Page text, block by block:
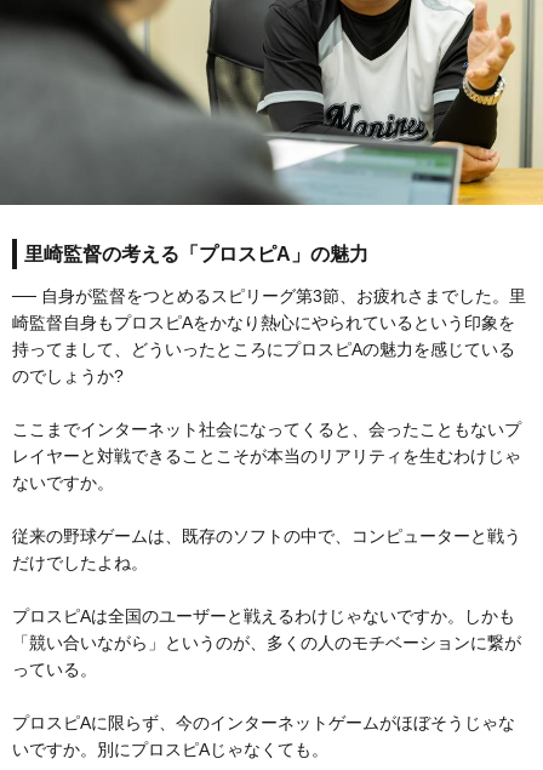
里崎監督の考える「プロスピA」の魅力
── 自身が監督をつとめるスピリーグ第3節、お疲れさまでした。里
崎監督自身もプロスピAをかなり熱心にやられているという印象を
持ってまして、どういったところにプロスピAの魅力を感じている
のでしょうか?
ここまでインターネット社会になってくると、会ったこともないプ
レイヤーと対戦できることこそが本当のリアリティを生むわけじゃ
ないですか。
従来の野球ゲームは、既存のソフトの中で、コンピューターと戦う
だけでしたよね。
プロスピAは全国のユーザーと戦えるわけじゃないですか。しかも
「競い合いながら」というのが、多くの人のモチベーションに繋が
っている。
プロスピAに限らず、今のインターネットゲームがほぼそうじゃな
いですか。別にプロスピAじゃなくても。